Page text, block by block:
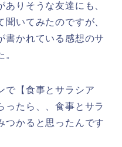
りそうな友達にも、
いてみたのですが、
書かれている感想のサ
で【食事とサラシア
ったら、、食事とサラ
つかると思ったんです